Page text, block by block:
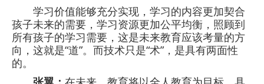
学习价值能够充分实现，学习的内容更加契合
孩子未来的需要，学习资源更加公平均衡，照顾到
所有孩子的学习需要，这是未来教育应该考量的方
向，这就是“道”。而技术只是“术”，是具有两面性
的。